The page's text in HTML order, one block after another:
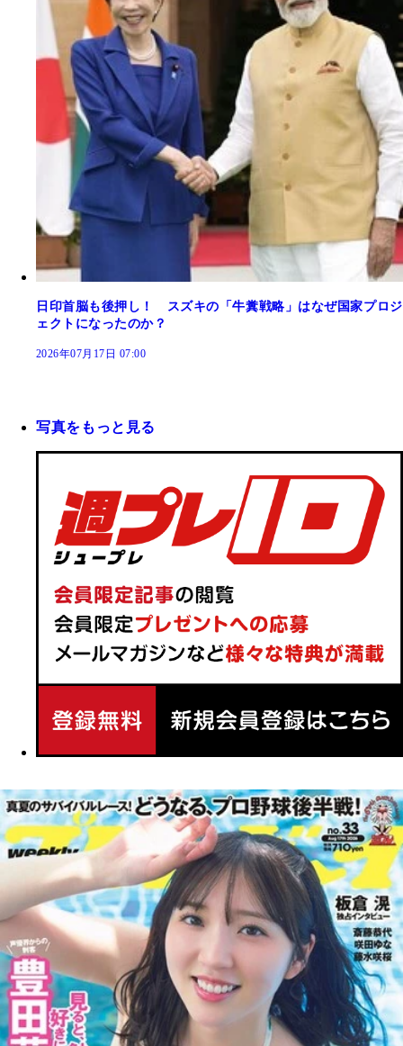
日印首脳も後押し！ スズキの「牛糞戦略」はなぜ国家プロジ
ェクトになったのか？
2026年07月17日 07:00
写真をもっと見る